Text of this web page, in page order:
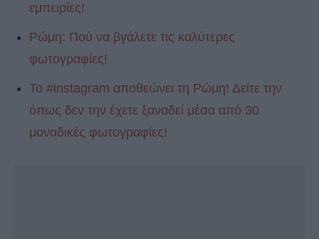
εμπειρίες!
Ρώμη: Πού να βγάλετε τις καλύτερες
φωτογραφίες!
Το #instagram αποθεώνει τη Ρώμη! Δείτε την
όπως δεν την έχετε ξαναδεί μέσα από 30
μοναδικές φωτογραφίες!